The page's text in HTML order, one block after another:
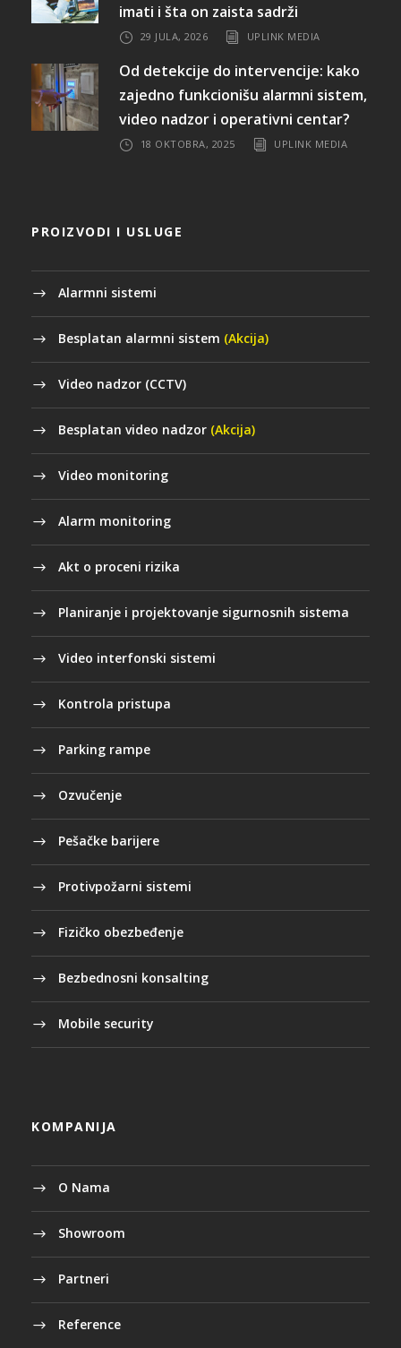
imati i šta on zaista sadrži
29 JULA, 2026 UPLINK MEDIA
Od detekcije do intervencije: kako
zajedno funkcionišu alarmni sistem,
video nadzor i operativni centar?
18 OKTOBRA, 2025 UPLINK MEDIA
PROIZVODI I USLUGE
Alarmni sistemi
Besplatan alarmni sistem (Akcija)
Video nadzor (CCTV)
Besplatan video nadzor (Akcija)
Video monitoring
Alarm monitoring
Akt o proceni rizika
Planiranje i projektovanje sigurnosnih sistema
Video interfonski sistemi
Kontrola pristupa
Parking rampe
Ozvučenje
Pešačke barijere
Protivpožarni sistemi
Fizičko obezbeđenje
Bezbednosni konsalting
Mobile security
KOMPANIJA
O Nama
Showroom
Partneri
Reference